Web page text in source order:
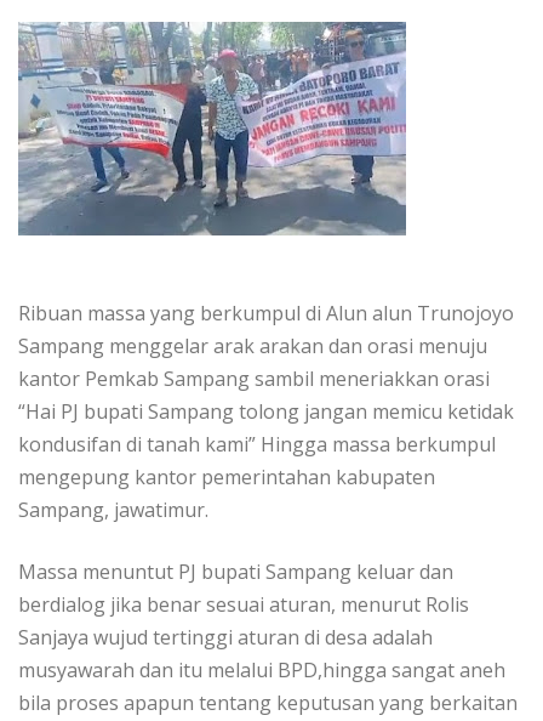
Ribuan massa yang berkumpul di Alun alun Trunojoyo
Sampang menggelar arak arakan dan orasi menuju
kantor Pemkab Sampang sambil meneriakkan orasi
“Hai PJ bupati Sampang tolong jangan memicu ketidak
kondusifan di tanah kami” Hingga massa berkumpul
mengepung kantor pemerintahan kabupaten
Sampang, jawatimur.
Massa menuntut PJ bupati Sampang keluar dan
berdialog jika benar sesuai aturan, menurut Rolis
Sanjaya wujud tertinggi aturan di desa adalah
musyawarah dan itu melalui BPD,hingga sangat aneh
bila proses apapun tentang keputusan yang berkaitan